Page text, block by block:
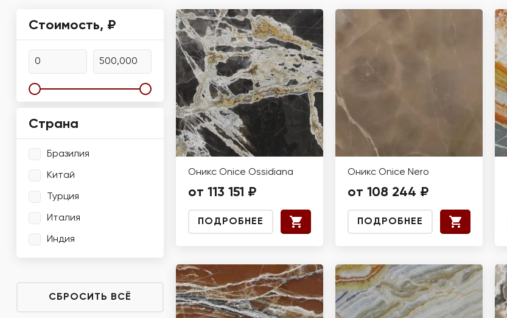
Оникс Onice Ossidiana
от 113 151 ₽
ПОДРОБНЕЕ
Оникс Onice Nero
от 108 244 ₽
ПОДРОБНЕЕ
Стоимость, ₽
Страна
Бразилия
Китай
Турция
Италия
Индия
СБРОСИТЬ ВСЁ